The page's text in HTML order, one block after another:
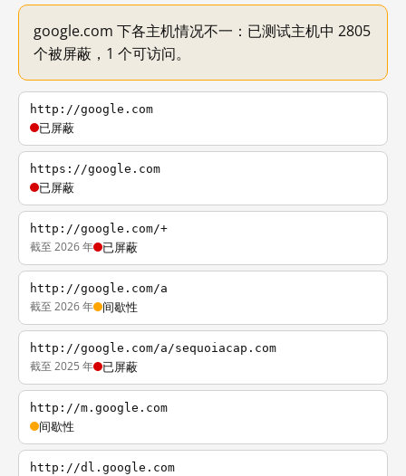
google.com 下各主机情况不一：已测试主机中 2805
个被屏蔽，1 个可访问。
http://google.com
已屏蔽
https://google.com
已屏蔽
http://google.com/+
截至 2026 年 已屏蔽
http://google.com/a
截至 2026 年 间歇性
http://google.com/a/sequoiacap.com
截至 2025 年 已屏蔽
http://m.google.com
间歇性
http://dl.google.com